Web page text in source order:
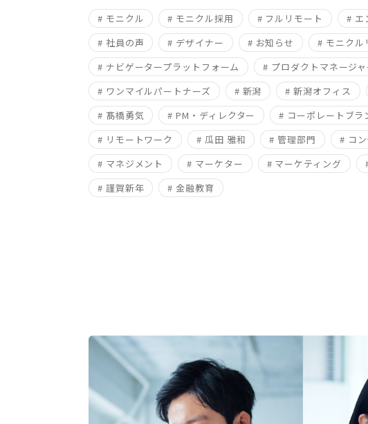
# モニクル # モニクル採用 # フルリモート # エ
# 社員の声
# デザイナー # お知らせ # モニクル
# ナビゲータープラットフォーム
# プロダクトマネージャ
# ワンマイルパートナーズ
# 新潟 # 新潟オフィス
# 髙橋勇気
# PM・ディレクター # コーポレートブラ
# リモートワーク
# 瓜田 雅和 # 管理部門 # コ
# マネジメント
# マーケター # マーケティング
# 謹賀新年
# 金融教育